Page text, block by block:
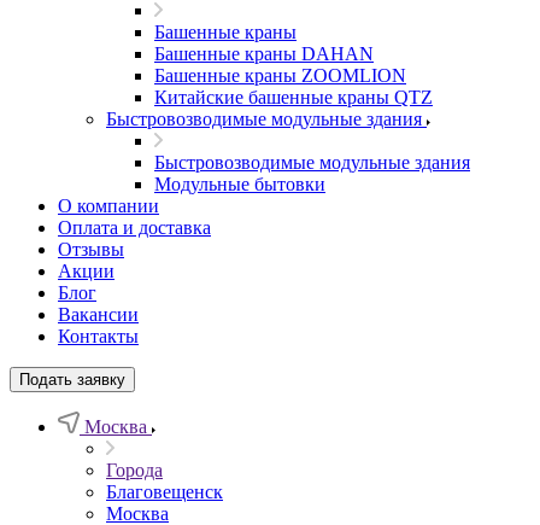
Башенные краны
Башенные краны DAHAN
Башенные краны ZOOMLION
Китайские башенные краны QTZ
Быстровозводимые модульные здания
Быстровозводимые модульные здания
Модульные бытовки
О компании
Оплата и доставка
Отзывы
Акции
Блог
Вакансии
Контакты
Подать заявку
Москва
Города
Благовещенск
Москва